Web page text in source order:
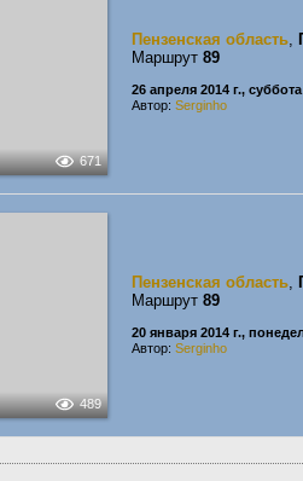
671
Пензенская область,
Маршрут 89
26 апреля 2014 г., суббота
Автор: Serginho
489
Пензенская область,
Маршрут 89
20 января 2014 г.,
Автор: Serginho